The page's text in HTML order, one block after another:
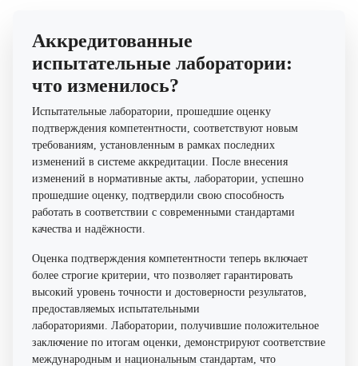
Аккредитованные
испытательные лаборатории:
что изменилось?
Испытательные лаборатории, прошедшие оценку
подтверждения компетентности, соответствуют новым
требованиям, установленным в рамках последних
изменений в системе аккредитации. После внесения
изменений в нормативные акты, лаборатории, успешно
прошедшие оценку, подтвердили свою способность
работать в соответствии с современными стандартами
качества и надёжности.
Оценка подтверждения компетентности теперь включает
более строгие критерии, что позволяет гарантировать
высокий уровень точности и достоверности результатов,
предоставляемых испытательными
лабораториями. Лаборатории, получившие положительное
заключение по итогам оценки, демонстрируют соответствие
международным и национальным стандартам, что